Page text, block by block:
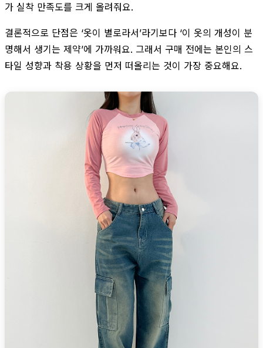
가 실착 만족도를 크게 올려줘요.
결론적으로 단점은 ‘옷이 별로라서’라기보다 ‘이 옷의 개성이 분
명해서 생기는 제약’에 가까워요. 그래서 구매 전에는 본인의 스
타일 성향과 착용 상황을 먼저 떠올리는 것이 가장 중요해요.